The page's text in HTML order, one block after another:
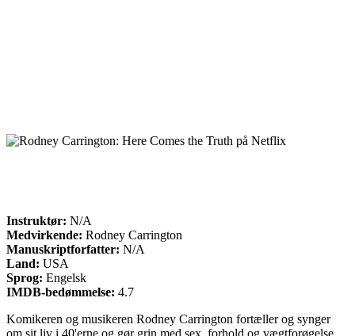
Instruktør: N/A
Medvirkende: Rodney Carrington
Manuskriptforfatter: N/A
Land: USA
Sprog: Engelsk
IMDB-bedømmelse: 4.7
Komikeren og musikeren Rodney Carrington fortæller og synger
om sit liv i 40'erne og gør grin med sex, forhold og vægtforøgelse.